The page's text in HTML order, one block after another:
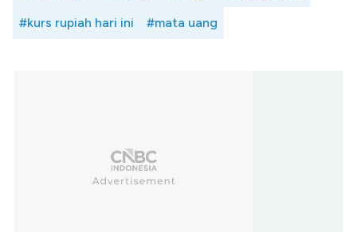
#kurs rupiah hari ini #mata uang